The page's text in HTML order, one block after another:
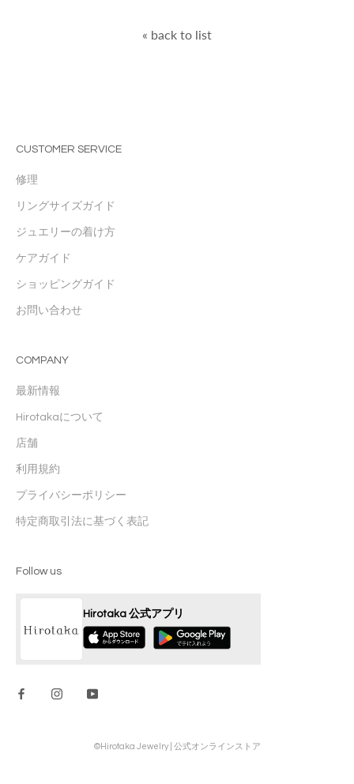
« back to list
CUSTOMER SERVICE
修理
リングサイズガイド
ジュエリーの着け方
ケアガイド
ショッピングガイド
お問い合わせ
COMPANY
最新情報
Hirotakaについて
店舗
利用規約
プライバシーポリシー
特定商取引法に基づく表記
Follow us
Hirotaka 公式アプリ
©Hirotaka Jewelry | 公式オンラインストア